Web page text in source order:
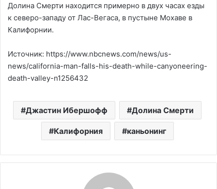
Долина Смерти находится примерно в двух часах езды
к северо-западу от Лас-Вегаса, в пустыне Мохаве в
Калифорнии.
Источник: https://www.nbcnews.com/news/us-
news/california-man-falls-his-death-while-canyoneering-
death-valley-n1256432
Джастин Ибершофф Долина Смерти
Калифорния каньонинг